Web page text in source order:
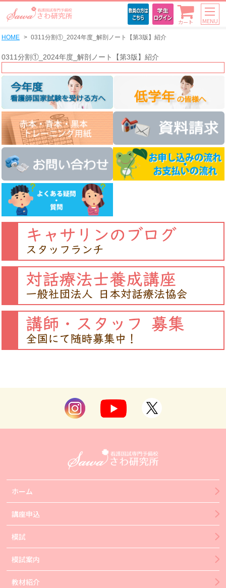
カート MENU
HOME 0311分割①_2024年度_解剖ノート【第3版】紹介
0311分割①_2024年度_解剖ノート【第3版】紹介
ホーム
講座申込
模試
模試案内
教材紹介